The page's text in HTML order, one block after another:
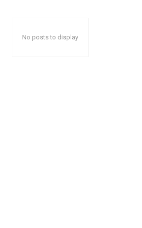
No posts to display